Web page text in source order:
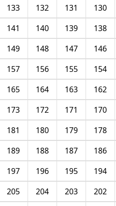
130
131
132
133
138
139
140
141
146
147
148
149
154
155
156
157
162
163
164
165
170
171
172
173
178
179
180
181
186
187
188
189
194
195
196
197
202
203
204
205